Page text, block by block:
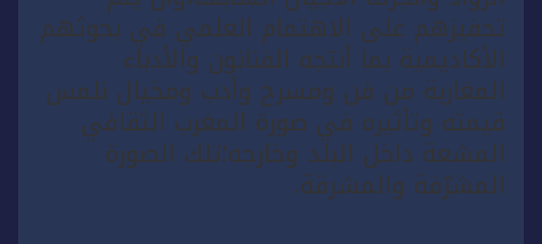
تحفيزهم على الاهتمام العلمي في بحوثهم
الأكاديمية بما أنتجه الفنانون والأدباء
المغاربة من فن ومسرح وأدب ومخيال نلمس
قيمته وتأثيره في صورة المغرب الثقافي
المشعة داخل البلد وخارجه؛تلك الصورة
المشرّفة والمشرقة.